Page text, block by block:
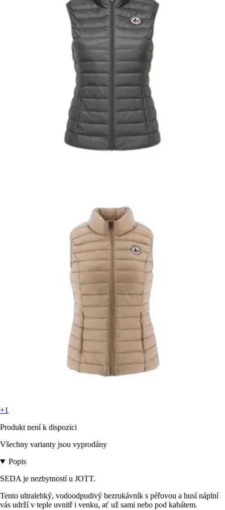
+1
Produkt není k dispozici
Všechny varianty jsou vyprodány
Popis
SEDA je nezbytností u JOTT.
Tento ultralehký, vodoodpudivý bezrukávník s péřovou a husí náplní
vás udrží v teple uvnitř i venku, ať už sami nebo pod kabátem.